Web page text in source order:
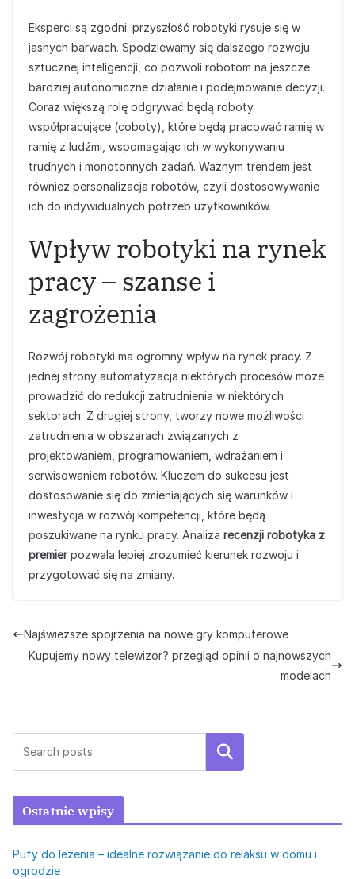
Eksperci są zgodni: przyszłość robotyki rysuje się w
jasnych barwach. Spodziewamy się dalszego rozwoju
sztucznej inteligencji, co pozwoli robotom na jeszcze
bardziej autonomiczne działanie i podejmowanie decyzji.
Coraz większą rolę odgrywać będą roboty
współpracujące (coboty), które będą pracować ramię w
ramię z ludźmi, wspomagając ich w wykonywaniu
trudnych i monotonnych zadań. Ważnym trendem jest
również personalizacja robotów, czyli dostosowywanie
ich do indywidualnych potrzeb użytkowników.
Wpływ robotyki na rynek
pracy – szanse i
zagrożenia
Rozwój robotyki ma ogromny wpływ na rynek pracy. Z
jednej strony automatyzacja niektórych procesów może
prowadzić do redukcji zatrudnienia w niektórych
sektorach. Z drugiej strony, tworzy nowe możliwości
zatrudnienia w obszarach związanych z
projektowaniem, programowaniem, wdrażaniem i
serwisowaniem robotów. Kluczem do sukcesu jest
dostosowanie się do zmieniających się warunków i
inwestycja w rozwój kompetencji, które będą
poszukiwane na rynku pracy. Analiza recenzji robotyka z
premierpozwala lepiej zrozumieć kierunek rozwoju i
przygotować się na zmiany.
Najświeższe spojrzenia na nowe gry komputerowe
Kupujemy nowy telewizor? przegląd opinii o najnowszych
modelach
Szukaj
Ostatnie wpisy
Pufy do leżenia – idealne rozwiązanie do relaksu w domu i
ogrodzie